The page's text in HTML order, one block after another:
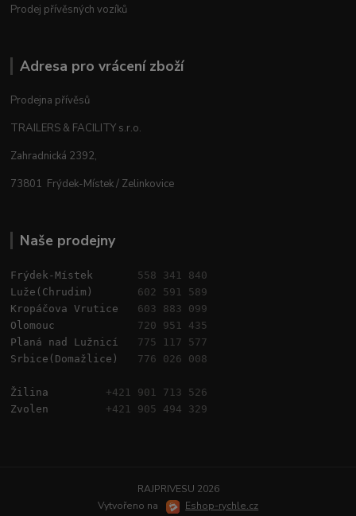
Prodej přívěsných vozíků
Adresa pro vrácení zboží
Prodejna přívěsů
TRAILERS & FACILITY s.r.o.
Zahradnická 2392,
73801 Frýdek-Místek / Zelinkovice
Naše prodejny
Frýdek-Místek 558 341 840
Luže(Chrudim) 602 591 589
Kropáčova Vrutice 603 883 099
Olomouc 720 951 435
Planá nad Lužnicí 775 117 577
Srbice(Domažlice) 776 026 008
Žilina +421 901 713 526
Zvolen +421 905 494 329
RAJPRIVESU 2026
Vytvořeno na
Eshop-rychle.cz